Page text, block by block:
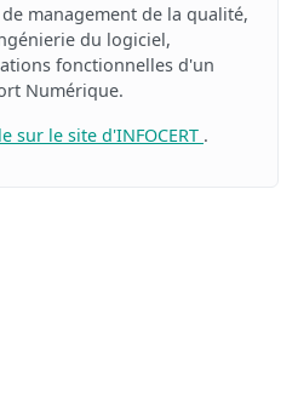
de management de la qualité,
du logiciel,
fonctionnelles d'un
Numérique.
sur le site d'INFOCERT .